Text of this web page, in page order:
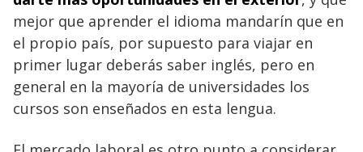
mejor que aprender el idioma mandarín que en
el propio país, por supuesto para viajar en
primer lugar deberás saber inglés, pero en
general en la mayoría de universidades los
cursos son enseñados en esta lengua.